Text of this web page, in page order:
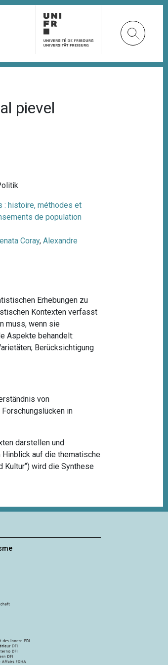
pievel
: histoire, méthodes et
de population
Coray, Alexandre
Erhebungen zu
Kontexten verfasst
muss, wenn sie
Aspekte behandelt:
Berücksichtigung
von
in
darstellen und
auf die thematische
Kultur“) wird die Synthese